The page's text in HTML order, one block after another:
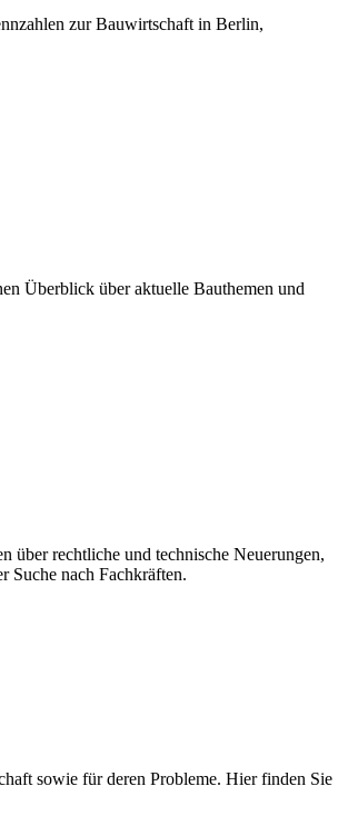
zur Bauwirtschaft in Berlin,
Überblick über aktuelle Bauthemen und
über rechtliche und technische Neuerungen,
Suche nach Fachkräften.
sowie für deren Probleme. Hier finden Sie